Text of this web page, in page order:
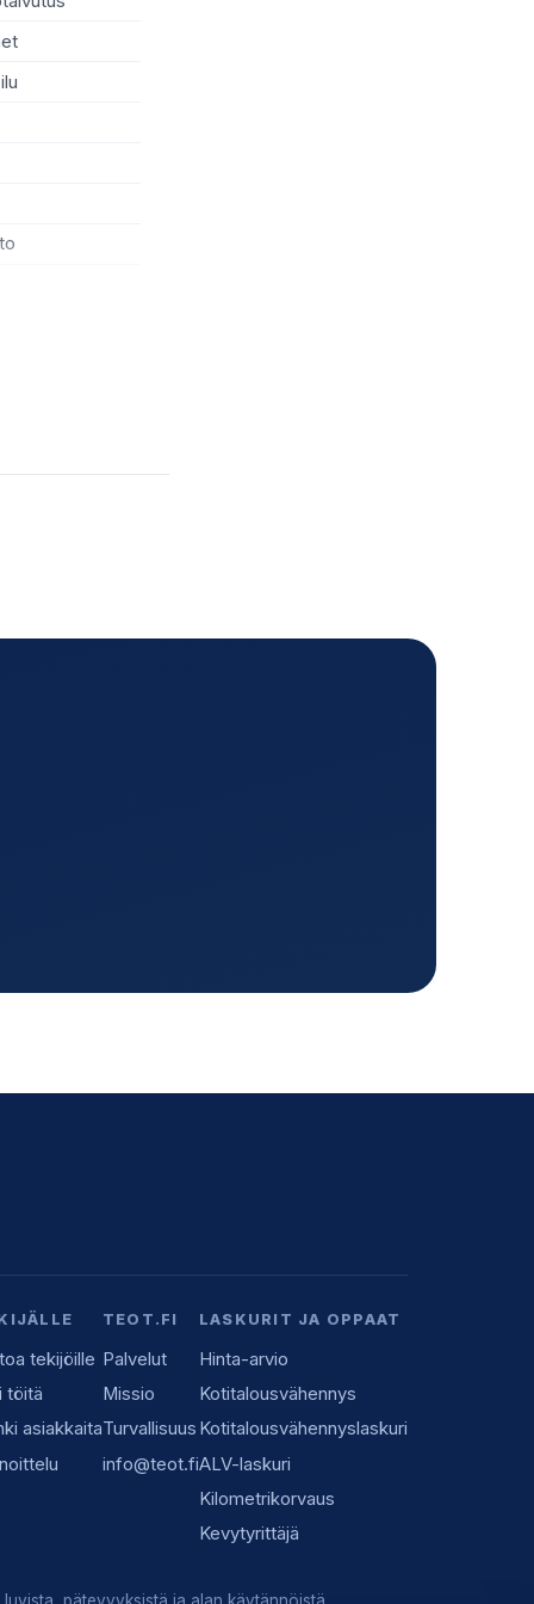
tekijöille
töitä
asiakkaita
TEOT.FI
Palvelut
Missio
Turvallisuus
info@teot.fi
LASKURIT JA OPPAAT
Hinta-arvio
Kotitalousvähennys
Kotitalousvähennyslaskuri
ALV-laskuri
Kilometrikorvaus
Kevytyrittäjä
pätevyyksistä ja alan käytännöistä.